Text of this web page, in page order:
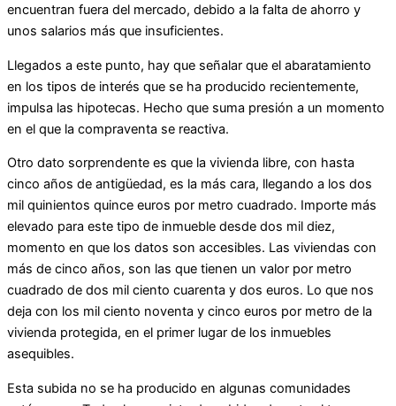
encuentran fuera del mercado, debido a la falta de ahorro y
unos salarios más que insuficientes.
Llegados a este punto, hay que señalar que el abaratamiento
en los tipos de interés que se ha producido recientemente,
impulsa las hipotecas. Hecho que suma presión a un momento
en el que la compraventa se reactiva.
Otro dato sorprendente es que la vivienda libre, con hasta
cinco años de antigüedad, es la más cara, llegando a los dos
mil quinientos quince euros por metro cuadrado. Importe más
elevado para este tipo de inmueble desde dos mil diez,
momento en que los datos son accesibles. Las viviendas con
más de cinco años, son las que tienen un valor por metro
cuadrado de dos mil ciento cuarenta y dos euros. Lo que nos
deja con los mil ciento noventa y cinco euros por metro de la
vivienda protegida, en el primer lugar de los inmuebles
asequibles.
Esta subida no se ha producido en algunas comunidades